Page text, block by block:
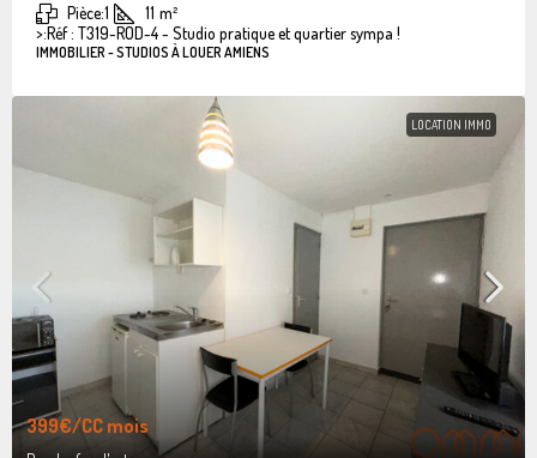
Pièce:1 11 m²
>:Réf : T319-ROD-4 - Studio pratique et quartier sympa !
IMMOBILIER - STUDIOS À LOUER AMIENS
LOCATION IMMO
399€/CC mois